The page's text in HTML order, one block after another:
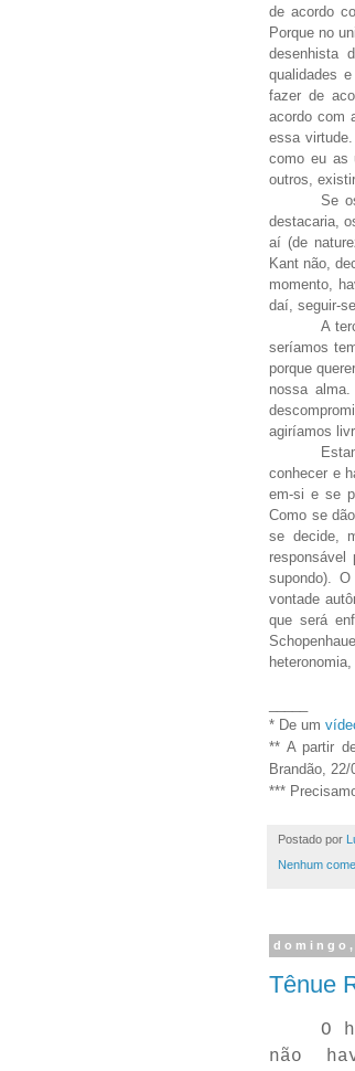
de acordo
Porque no
desenhista
qualidades
fazer de
acordo com
essa
como eu as
outros,
Se
destacaria,
aí (de
Kant não,
momento,
daí, seguir-
A
seríamos
porque
nossa
agiríamos
conhecer e
em-si e se
Como se
se decide,
responsável
supondo).
vontade
que será
* De um
** A partir
Brandão, 22/
***
Postado por
Nenhum
Tênue
O
não